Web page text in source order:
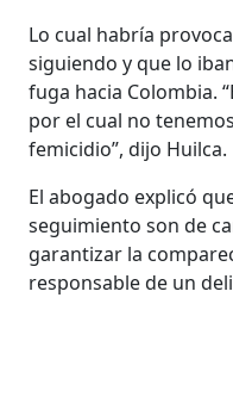
Lo cual habría
siguiendo y que lo
fuga hacia Colombia.
por el cual no
femicidio”, dijo Huilca.
El abogado explicó
seguimiento son de
garantizar la
responsable de un